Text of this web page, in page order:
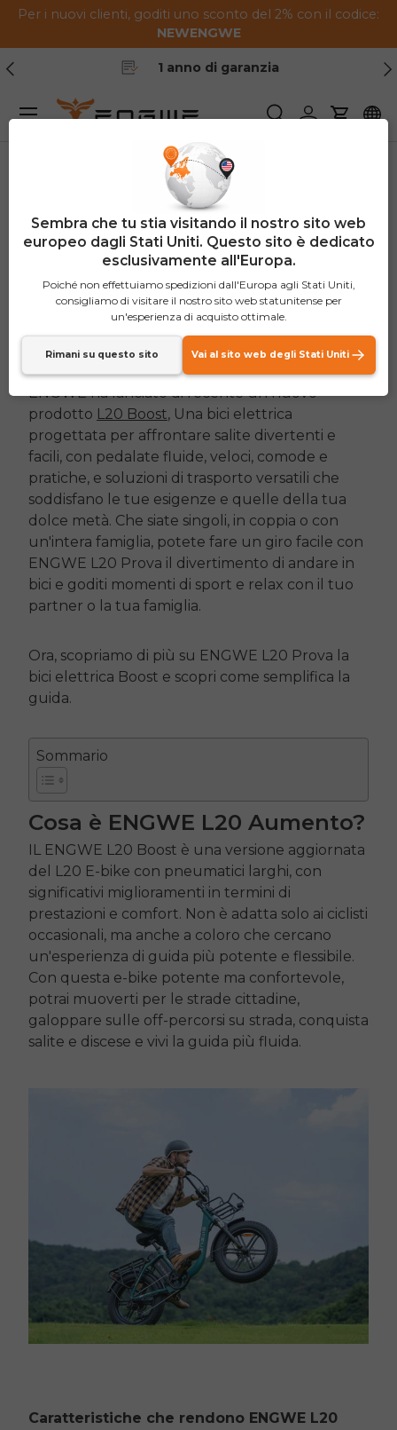
Per i nuovi clienti, goditi uno sconto del 2% con il codice:
NEWENGWE
Indietro
1 anno di garanzia
RicercaLoginCarrello
Menu
Facciamo un giro facile
con il ENGWE L20
Potenzia la tua bici
elettrica!
ENGWEha lanciato di recente un nuovo
prodotto L20 Boost, Una bici elettrica
progettata per affrontare salite divertenti e
facili, con pedalate fluide, veloci, comode e
pratiche, e soluzioni di trasporto versatili che
soddisfano le tue esigenze e quelle della tua
dolce metà. Che siate singoli, in coppia o con
un'intera famiglia, potete fare un giro facile con
ENGWE L20 Prova il divertimento di andare in
bici e goditi momenti di sport e relax con il tuo
partner o la tua famiglia.
Ora, scopriamo di più su ENGWE L20 Prova la
bici elettrica Boost e scopri come semplifica la
guida.
Sommario
Cosa è ENGWE L20 Aumento?
IL ENGWE L20 Boost è una versione aggiornata
del
L20 E-bike con pneumatici larghi, con
significativi miglioramenti in termini di
prestazioni e comfort. Non è adatta solo ai ciclisti
occasionali, ma anche a coloro che cercano
un'esperienza di guida più potente e flessibile.
Con questa e-bike potente ma confortevole,
potrai muoverti per le strade cittadine,
galoppare sulle off-percorsi su strada, conquista
salite e discese e vivi la guida più fluida.
Caratteristiche che rendono ENGWE L20
Sembra che tu stia visitando il nostro sito web
europeo dagli Stati Uniti. Questo sito è dedicato
esclusivamente all'Europa.
Poiché non effettuiamo spedizioni dall'Europa agli Stati Uniti,
consigliamo di visitare il nostro sito web statunitense per
un'esperienza di acquisto ottimale.
Rimani su questo sito Vai al sito web degli Stati Uniti